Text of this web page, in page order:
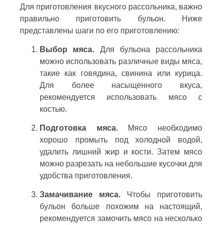
Для приготовления вкусного рассольника, важно
правильно приготовить бульон. Ниже
представлены шаги по его приготовлению:
Выбор мяса. Для бульона рассольника
можно использовать различные виды мяса,
такие как говядина, свинина или курица.
Для более насыщенного вкуса,
рекомендуется использовать мясо с
костью.
Подготовка мяса.Мясо необходимо
хорошо промыть под холодной водой,
удалить лишний жир и кости. Затем мясо
можно разрезать на небольшие кусочки для
удобства приготовления.
Замачивание мяса. Чтобы приготовить
бульон больше похожим на настоящий,
рекомендуется замочить мясо на несколько